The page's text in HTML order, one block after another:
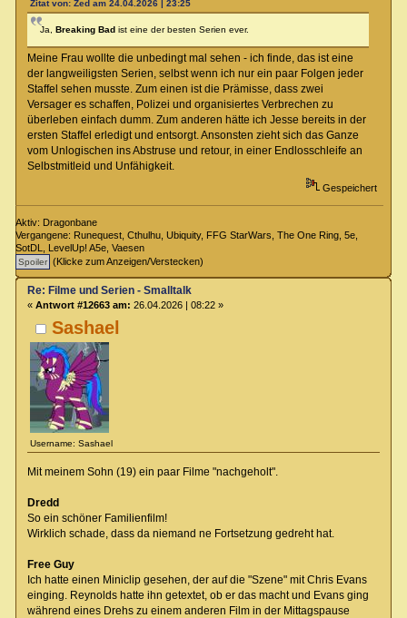
Zitat von: Zed am 24.04.2026 | 23:25
Ja, Breaking Badist eine der besten Serien ever.
Meine Frau wollte die unbedingt mal sehen - ich finde, das ist eine
der langweiligsten Serien, selbst wenn ich nur ein paar Folgen jeder
Staffel sehen musste. Zum einen ist die Prämisse, dass zwei
Versager es schaffen, Polizei und organisiertes Verbrechen zu
überleben einfach dumm. Zum anderen hätte ich Jesse bereits in der
ersten Staffel erledigt und entsorgt. Ansonsten zieht sich das Ganze
vom Unlogischen ins Abstruse und retour, in einer Endlosschleife an
Selbstmitleid und Unfähigkeit.
Gespeichert
Aktiv: Dragonbane
Vergangene: Runequest, Cthulhu, Ubiquity, FFG StarWars, The One Ring, 5e,
SotDL, LevelUp! A5e, Vaesen
(Klicke zum Anzeigen/Verstecken)
Sashael
Username: Sashael
Re: Filme und Serien - Smalltalk
« Antwort #12663 am: 26.04.2026 | 08:22 »
Mit meinem Sohn (19) ein paar Filme "nachgeholt".
Dredd
So ein schöner Familienfilm!
Wirklich schade, dass da niemand ne Fortsetzung gedreht hat.
Free Guy
Ich hatte einen Miniclip gesehen, der auf die "Szene" mit Chris Evans
einging. Reynolds hatte ihn getextet, ob er das macht und Evans ging
während eines Drehs zu einem anderen Film in der Mittagspause